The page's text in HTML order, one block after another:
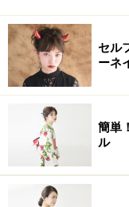
セル
ーネ
簡単
ル